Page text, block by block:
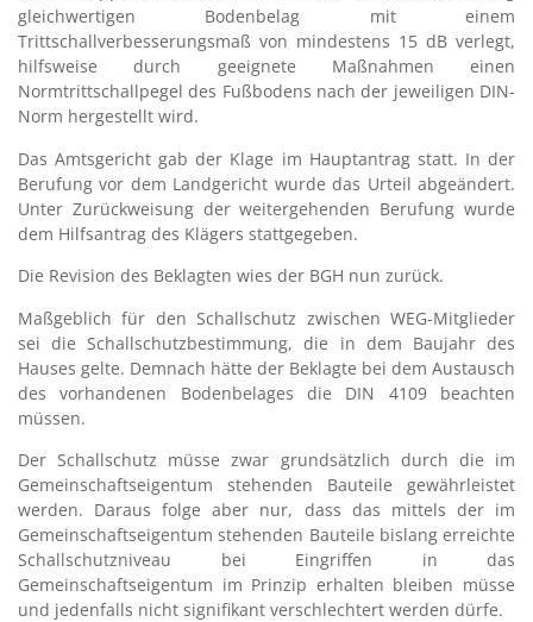
gleichwertigen Bodenbelag mit einem
Trittschallverbesserungsmaß von mindestens 15 dB verlegt,
hilfsweise durch geeignete Maßnahmen einen
Normtrittschallpegel des Fußbodens nach der jeweiligen DIN-
Norm hergestellt wird.
Das Amtsgericht gab der Klage im Hauptantrag statt. In der
Berufung vor dem Landgericht wurde das Urteil abgeändert.
Unter Zurückweisung der weitergehenden Berufung wurde
dem Hilfsantrag des Klägers stattgegeben.
Die Revision des Beklagten wies der BGH nun zurück.
Maßgeblich für den Schallschutz zwischen WEG-Mitglieder
sei die Schallschutzbestimmung, die in dem Baujahr des
Hauses gelte. Demnach hätte der Beklagte bei dem Austausch
des vorhandenen Bodenbelages die DIN 4109 beachten
müssen.
Der Schallschutz müsse zwar grundsätzlich durch die im
Gemeinschaftseigentum stehenden Bauteile gewährleistet
werden. Daraus folge aber nur, dass das mittels der im
Gemeinschaftseigentum stehenden Bauteile bislang erreichte
Schallschutzniveau bei Eingriffen in das
Gemeinschaftseigentum im Prinzip erhalten bleiben müsse
und jedenfalls nicht signifikant verschlechtert werden dürfe.